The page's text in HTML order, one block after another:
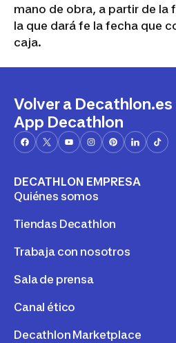
mano de obra, a partir de la
la que dará fe la fecha que
caja.
Volver a Decathlon.es
App Decathlon
DECATHLON EMPRESA
Quiénes somos
Tiendas Decathlon
Trabaja con nosotros
Sala de prensa
Canal ético
Decathlon Marketplace